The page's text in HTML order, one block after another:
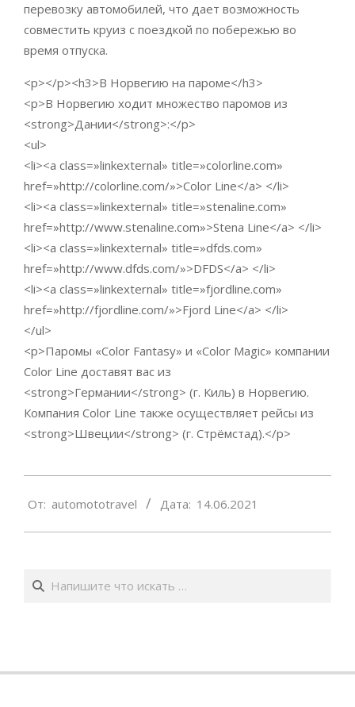
перевозку автомобилей, что дает возможность
совместить круиз с поездкой по побережью во
время отпуска.
<p></p><h3>В Норвегию на пароме</h3>
<p>В Норвегию ходит множество паромов из
<strong>Дании</strong>:</p>
<ul>
<li><a class=»linkexternal» title=»colorline.com»
href=»http://colorline.com/»>Color Line</a> </li>
<li><a class=»linkexternal» title=»stenaline.com»
href=»http://www.stenaline.com»>Stena Line</a> </li>
<li><a class=»linkexternal» title=»dfds.com»
href=»http://www.dfds.com/»>DFDS</a> </li>
<li><a class=»linkexternal» title=»fjordline.com»
href=»http://fjordline.com/»>Fjord Line</a> </li>
</ul>
<p>Паромы «Color Fantasy» и «Color Magic» компании
Color Line доставят вас из
<strong>Германии</strong> (г. Киль) в Норвегию.
Компания Color Line также осуществляет рейсы из
<strong>Швеции</strong> (г. Стрёмстад).</p>
06-
От: automototravel Дата: 14.06.2021
Поиск